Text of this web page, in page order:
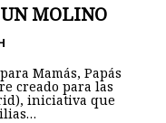
MOLINO
Mamás, Papás
creado para las
iniciativa que